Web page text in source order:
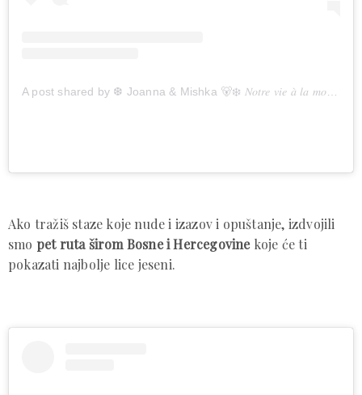
Ako tražiš staze koje nude i izazov i opuštanje, izdvojili
smo pet ruta širom Bosne i Hercegovinekoje će ti
pokazati najbolje lice jeseni.